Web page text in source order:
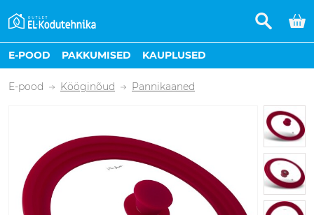
E-POOD PAKKUMISED KAUPLUSED
E-pood Kööginõud Pannikaaned